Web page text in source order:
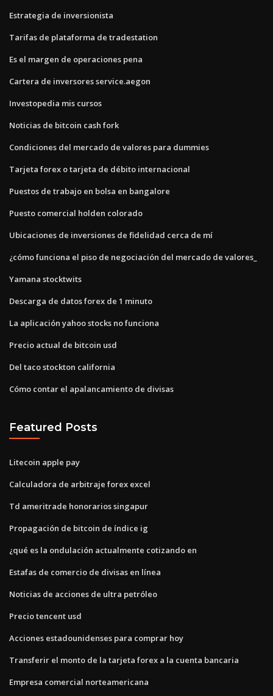
Estrategia de inversionista
Tarifas de plataforma de tradestation
Es el margen de operaciones pena
Cartera de inversores service.aegon
Investopedia mis cursos
Noticias de bitcoin cash fork
Condiciones del mercado de valores para dummies
Tarjeta forex o tarjeta de débito internacional
Puestos de trabajo en bolsa en bangalore
Puesto comercial holden colorado
Ubicaciones de inversiones de fidelidad cerca de mí
¿cómo funciona el piso de negociación del mercado de valores_
Yamana stocktwits
Descarga de datos forex de 1 minuto
La aplicación yahoo stocks no funciona
Precio actual de bitcoin usd
Del taco stockton california
Cómo contar el apalancamiento de divisas
Featured Posts
Litecoin apple pay
Calculadora de arbitraje forex excel
Td ameritrade honorarios singapur
Propagación de bitcoin de índice ig
¿qué es la ondulación actualmente cotizando en
Estafas de comercio de divisas en línea
Noticias de acciones de ultra petróleo
Precio tencent usd
Acciones estadounidenses para comprar hoy
Transferir el monto de la tarjeta forex a la cuenta bancaria
Empresa comercial norteamericana